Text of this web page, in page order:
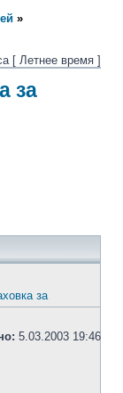
»
[ Летнее время ]
за
за
5.03.2003 19:46